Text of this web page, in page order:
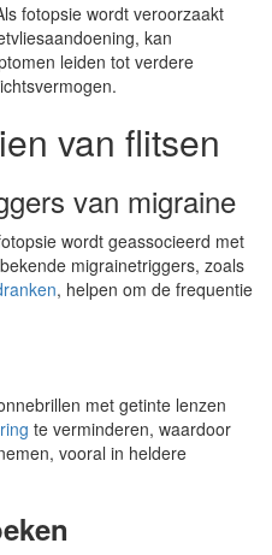
fotopsie wordt veroorzaakt
kan
leiden tot verdere
van flitsen
van migraine
wordt geassocieerd met
migrainetriggers, zoals
, helpen om de frequentie
met getinte lenzen
te verminderen, waardoor
vooral in heldere